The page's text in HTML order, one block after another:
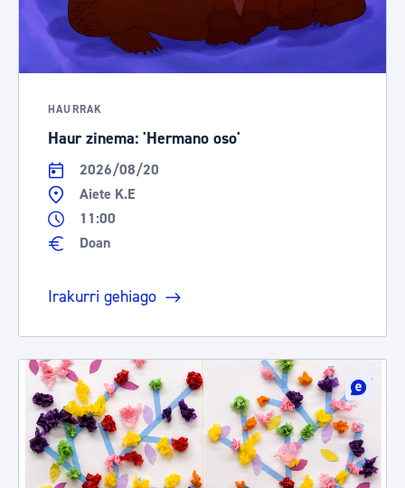
HAURRAK
Haur zinema: 'Hermano oso'
2026/08/20
Aiete K.E
11:00
Doan
Irakurri gehiago